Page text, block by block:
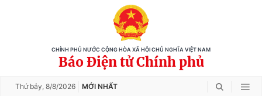
CHÍNH PHỦ NƯỚC CỘNG HÒA XÃ HỘI CHỦ NGHĨA VIỆT NAM
Báo Điện tử Chính phủ
Thứ bảy, 8/8/2026 MỚI NHẤT